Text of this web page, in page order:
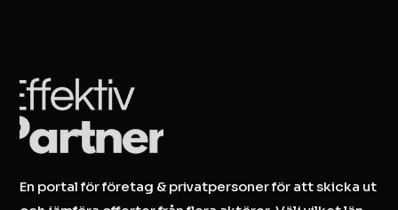
En portal för företag & privatpersoner för att skicka ut